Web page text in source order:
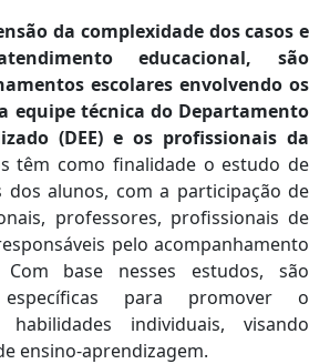
da complexidade dos casos e
educacional, são
escolares envolvendo os
equipe técnica do Departamento
(DEE) e os profissionais da
têm como finalidade o estudo de
dos alunos, com a participação de
professores, profissionais de
pelo acompanhamento
base nesses estudos, são
para promover o
habilidades individuais, visando
ensino-aprendizagem.